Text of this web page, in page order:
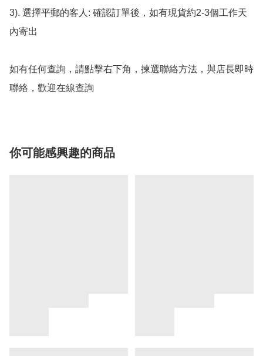
3). 選擇平郵的客人: 確認訂單後，如有現貨約2-3個工作天
內寄出
如有任何查詢，請點擊右下角，揀選聯絡方法，與店長即時
聯絡，歡迎在線查詢
你可能感興趣的商品